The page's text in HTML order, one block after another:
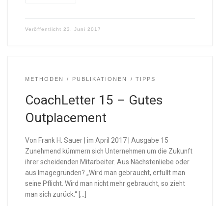
Veröffentlicht 23. Juni 2017
METHODEN PUBLIKATIONEN TIPPS
CoachLetter 15 – Gutes
Outplacement
Von Frank H. Sauer | im April 2017 | Ausgabe 15
Zunehmend kümmern sich Unternehmen um die Zukunft
ihrer scheidenden Mitarbeiter. Aus Nächstenliebe oder
aus Imagegründen? „Wird man gebraucht, erfüllt man
seine Pflicht. Wird man nicht mehr gebraucht, so zieht
man sich zurück.“ […]